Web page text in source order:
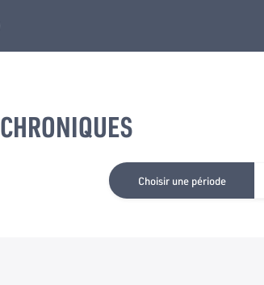
CHRONIQUES
Choisir une période